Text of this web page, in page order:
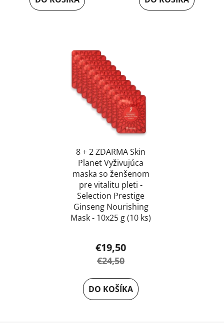
5,0
8 + 2 ZDARMA Skin
Planet Vyživujúca
maska so ženšenom
pre vitalitu pleti -
Selection Prestige
Ginseng Nourishing
Mask - 10x25 g (10 ks)
€19,50
€24,50
DO KOŠÍKA